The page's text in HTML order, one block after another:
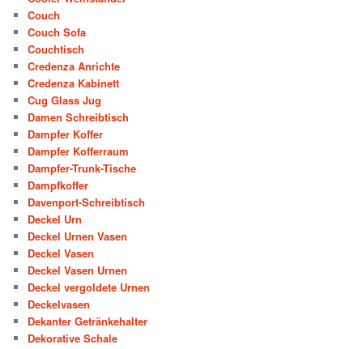
Couch
Couch Sofa
Couchtisch
Credenza Anrichte
Credenza Kabinett
Cug Glass Jug
Damen Schreibtisch
Dampfer Koffer
Dampfer Kofferraum
Dampfer-Trunk-Tische
Dampfkoffer
Davenport-Schreibtisch
Deckel Urn
Deckel Urnen Vasen
Deckel Vasen
Deckel Vasen Urnen
Deckel vergoldete Urnen
Deckelvasen
Dekanter Getränkehalter
Dekorative Schale